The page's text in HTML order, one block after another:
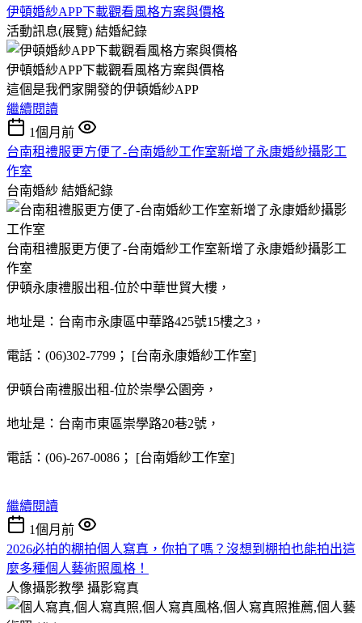
伊頓婚紗APP下載觀看風格方案與價格
活動訊息(展覽) 結婚紀錄
伊頓婚紗APP下載觀看風格方案與價格
這個是我們家開發的伊頓婚紗APP
繼續閱讀
1個月前
台南租禮服更方便了-台南婚紗工作室新增了永康婚紗攝影工
作室
台南婚紗 結婚紀錄
台南租禮服更方便了-台南婚紗工作室新增了永康婚紗攝影工
作室
伊頓永康禮服出租-位於中華世貿大樓，
地址是：台南市永康區中華路425號15樓之3，
電話：(06)302-7799； [台南永康婚紗工作室]
伊頓台南禮服出租-位於崇學公園旁，
地址是：台南市東區崇學路20巷2號，
電話：(06)-267-0086； [台南婚紗工作室]
繼續閱讀
1個月前
2026必拍的棚拍個人寫真，你拍了嗎？沒想到棚拍也能拍出這
麼多種個人藝術照風格！
人像攝影教學 攝影寫真